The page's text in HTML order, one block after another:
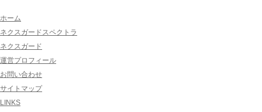
ホーム
ネクスガードスペクトラ
ネクスガード
運営プロフィール
お問い合わせ
サイトマップ
LINKS